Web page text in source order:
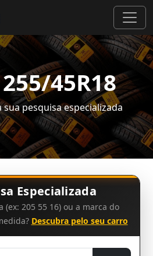
45R18
pesquisa especializada
Especializada
205 55 16) ou a marca do
Descubra pelo seu carro